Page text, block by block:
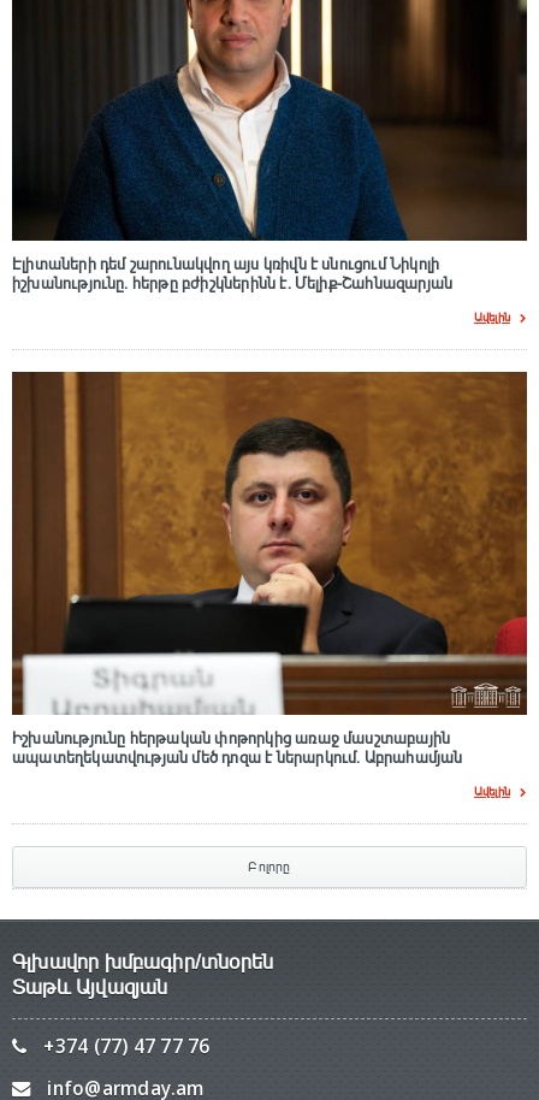
Էլիտաների դեմ շարունակվող այս կռիվն է սնուցում Նիկոլի
իշխանությունը. հերթը բժիշկներինն է. Մելիք-Շահնազարյան
Ավելին
Իշխանությունը հերթական փոթորկից առաջ մասշտաբային
ապատեղեկատվության մեծ դnզա է ներարկում․ Աբրահամյան
Ավելին
Բոլորը
Գլխավոր խմբագիր/տնօրեն
Տաթև Այվազյան
+374 (77) 47 77 76
info@armday.am